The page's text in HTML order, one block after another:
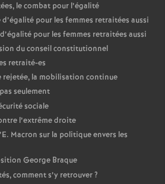
le combat pour l’égalité
d’égalité pour les femmes retraitées aussi
pour les femmes retraitées aussi
du conseil constitutionnel
retraité-es
rejetée, la mobilisation continue
seulement
sociale
l’extrême droite
Macron sur la politique envers les
George Braque
comment s’y retrouver?